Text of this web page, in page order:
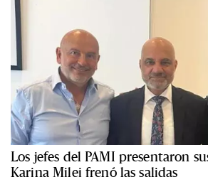
Los jefes del PAMI presentaron
Karina Milei frenó las salidas